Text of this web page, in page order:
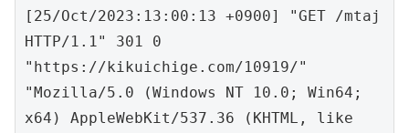
[25/Oct/2023:13:00:13 +0900] "GET /mtaj
HTTP/1.1" 301 0
"https://kikuichige.com/10919/"
"Mozilla/5.0 (Windows NT 10.0; Win64;
x64) AppleWebKit/537.36 (KHTML, like